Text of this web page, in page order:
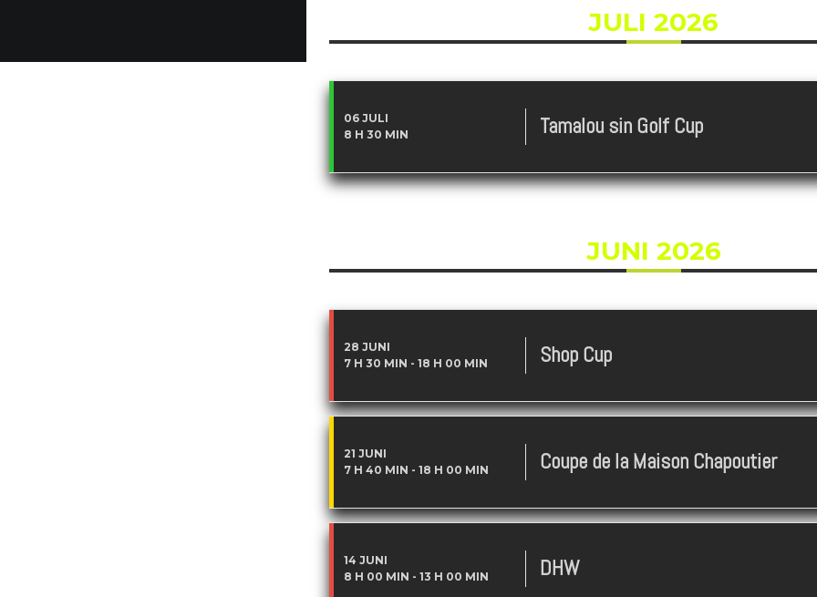
JULI 2026
06 JULI
8 H 30 MIN
Tamalou sin Golf Cup
JUNI 2026
28 JUNI
7 H 30 MIN - 18 H 00 MIN Shop Cup
21 JUNI
7 H 40 MIN - 18 H 00 MIN Coupe de la Maison Chapoutier
14 JUNI
8 H 00 MIN - 13 H 00 MIN DHW